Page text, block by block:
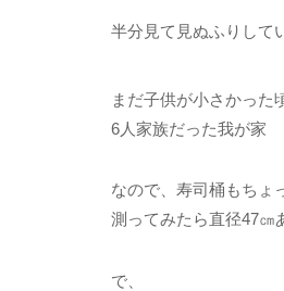
半分見て見ぬふりして
まだ子供が小さかった
6人家族だった我が家
なので、寿司桶もちょ
測ってみたら直径47㎝
で、